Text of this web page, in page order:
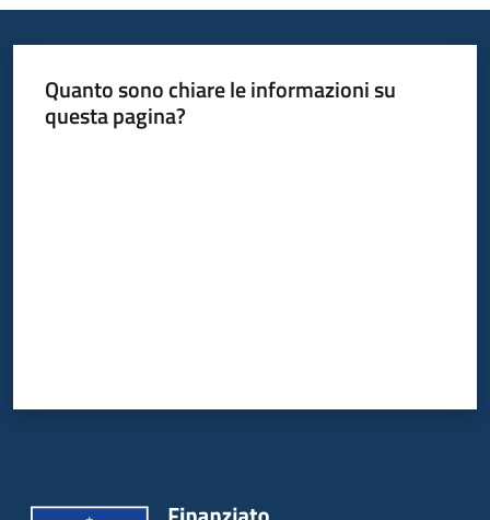
Quanto sono chiare le informazioni su
questa pagina?